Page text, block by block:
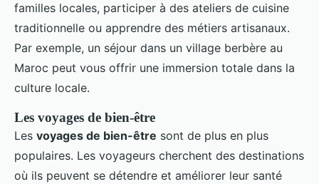
familles locales, participer à des ateliers de cuisine
traditionnelle ou apprendre des métiers artisanaux.
Par exemple, un séjour dans un village berbère au
Maroc peut vous offrir une immersion totale dans la
culture locale.
Les voyages de bien-être
Les voyages de bien-être sont de plus en plus
populaires. Les voyageurs cherchent des destinations
où ils peuvent se détendre et améliorer leur santé